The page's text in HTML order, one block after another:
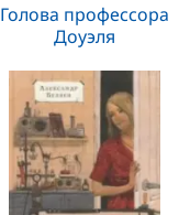
Голова профессора
Доуэля